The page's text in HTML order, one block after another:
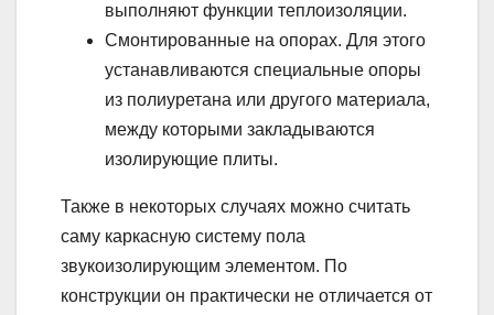
выполняют функции теплоизоляции.
Смонтированные на опорах. Для этого
устанавливаются специальные опоры
из полиуретана или другого материала,
между которыми закладываются
изолирующие плиты.
Также в некоторых случаях можно считать
саму каркасную систему пола
звукоизолирующим элементом. По
конструкции он практически не отличается от